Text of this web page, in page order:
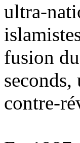
ultra-
fusion
seconds,
contre-